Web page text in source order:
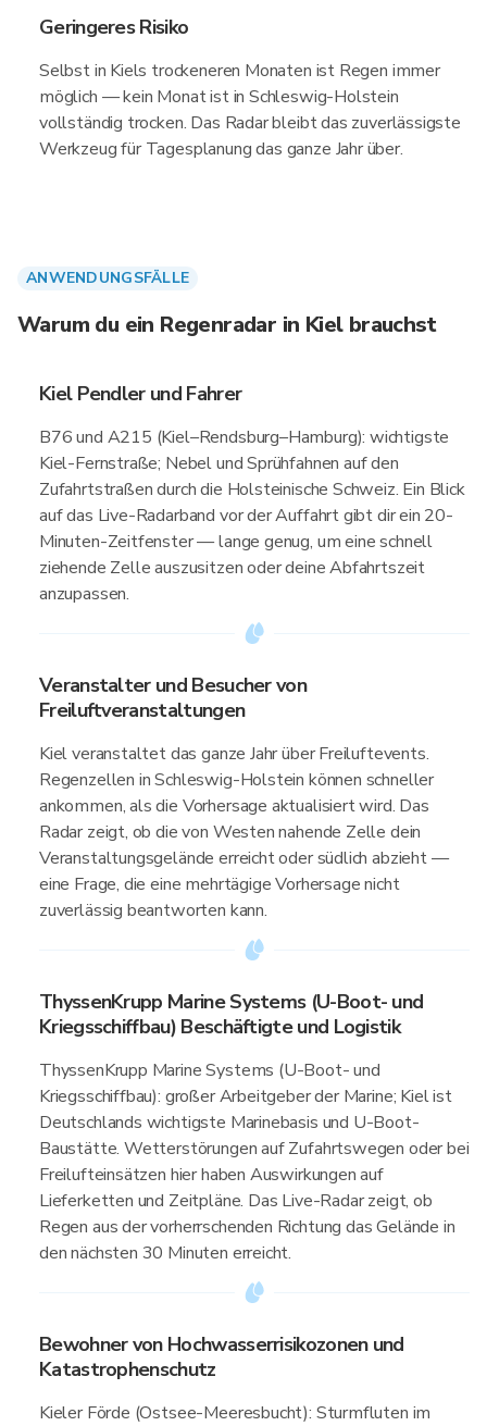
Geringeres Risiko
Selbst in Kiels trockeneren Monaten ist Regen immer
möglich — kein Monat ist in Schleswig-Holstein
vollständig trocken. Das Radar bleibt das zuverlässigste
Werkzeug für Tagesplanung das ganze Jahr über.
ANWENDUNGSFÄLLE
Warum du ein Regenradar in Kiel brauchst
Kiel Pendler und Fahrer
B76 und A215 (Kiel–Rendsburg–Hamburg): wichtigste
Kiel-Fernstraße; Nebel und Sprühfahnen auf den
Zufahrtstraßen durch die Holsteinische Schweiz. Ein Blick
auf das Live-Radarband vor der Auffahrt gibt dir ein 20-
Minuten-Zeitfenster — lange genug, um eine schnell
ziehende Zelle auszusitzen oder deine Abfahrtszeit
anzupassen.
Veranstalter und Besucher von
Freiluftveranstaltungen
Kiel veranstaltet das ganze Jahr über Freiluftevents.
Regenzellen in Schleswig-Holstein können schneller
ankommen, als die Vorhersage aktualisiert wird. Das
Radar zeigt, ob die von Westen nahende Zelle dein
Veranstaltungsgelände erreicht oder südlich abzieht —
eine Frage, die eine mehrtägige Vorhersage nicht
zuverlässig beantworten kann.
ThyssenKrupp Marine Systems (U-Boot- und
Kriegsschiffbau) Beschäftigte und Logistik
ThyssenKrupp Marine Systems (U-Boot- und
Kriegsschiffbau): großer Arbeitgeber der Marine; Kiel ist
Deutschlands wichtigste Marinebasis und U-Boot-
Baustätte. Wetterstörungen auf Zufahrtswegen oder bei
Freilufteinsätzen hier haben Auswirkungen auf
Lieferketten und Zeitpläne. Das Live-Radar zeigt, ob
Regen aus der vorherrschenden Richtung das Gelände in
den nächsten 30 Minuten erreicht.
Bewohner von Hochwasserrisikozonen und
Katastrophenschutz
Kieler Förde (Ostsee-Meeresbucht): Sturmfluten im